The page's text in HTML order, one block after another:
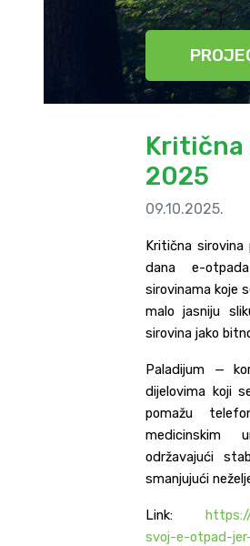
Kritična
2025
09.10.2025.
Kritična sirovina
dana e-
sirovinama koje
malo jasniju
sirovina jako
Paladijum —
dijelovima koji
pomažu
medicinskim
održavajući
smanjujući
Link:
svoj-e-otpad-